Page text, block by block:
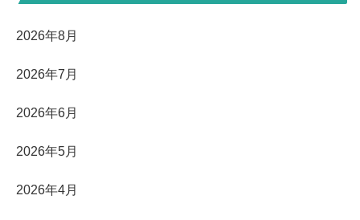
2026年8月
2026年7月
2026年6月
2026年5月
2026年4月